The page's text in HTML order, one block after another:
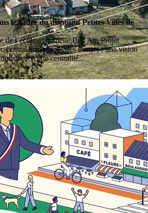
le cadre du dispositif Petites Villes de
de l’école maternelle Bel’ Air, Projet
central aux abords des Forges : une vision
et de centralité...